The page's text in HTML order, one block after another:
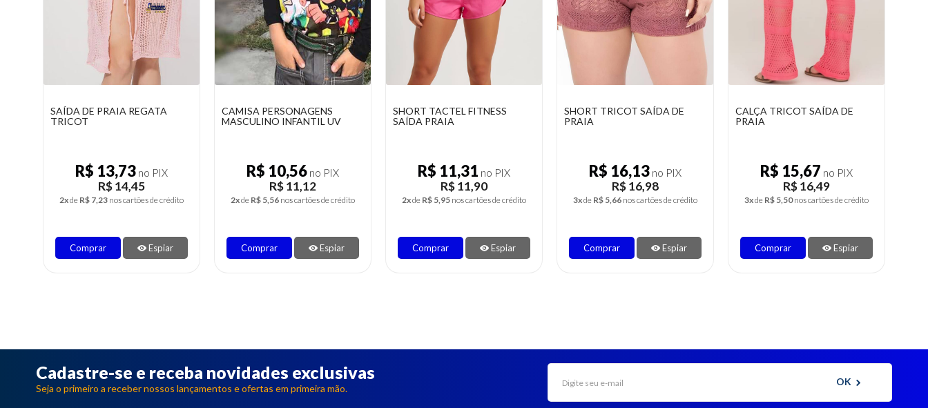
CAMISA PERSONAGENS
MASCULINO INFANTIL UV
R$ 10,56 no PIX
R$ 11,12
2xde R$ 5,56 nos cartões de crédito
Comprar Espiar
SHORT TACTEL FITNESS
SAÍDA PRAIA
R$ 11,31 no PIX
R$ 11,90
2xde R$ 5,95 nos cartões de crédito
Comprar Espiar
SHORT TRICOT SAÍDA DE
PRAIA
R$ 16,13 no PIX
R$ 16,98
3xde R$ 5,66 nos cartões de crédito
Comprar Espiar
CALÇA TRICOT SAÍDA DE
PRAIA
R$ 15,67 no PIX
R$ 16,49
3xde R$ 5,50 nos cartões de crédito
Comprar Espiar
SAÍDA DE PRAIA PLUS SIZE
TRICOT
R$ 20,38 no PIX
R$ 21,45
4xde R$ 5,36 nos cartões de crédito
Comprar Espiar
Cadastre-se e receba novidades exclusivas
Seja o primeiro a receber nossos lançamentos e ofertas em primeira mão.
OK